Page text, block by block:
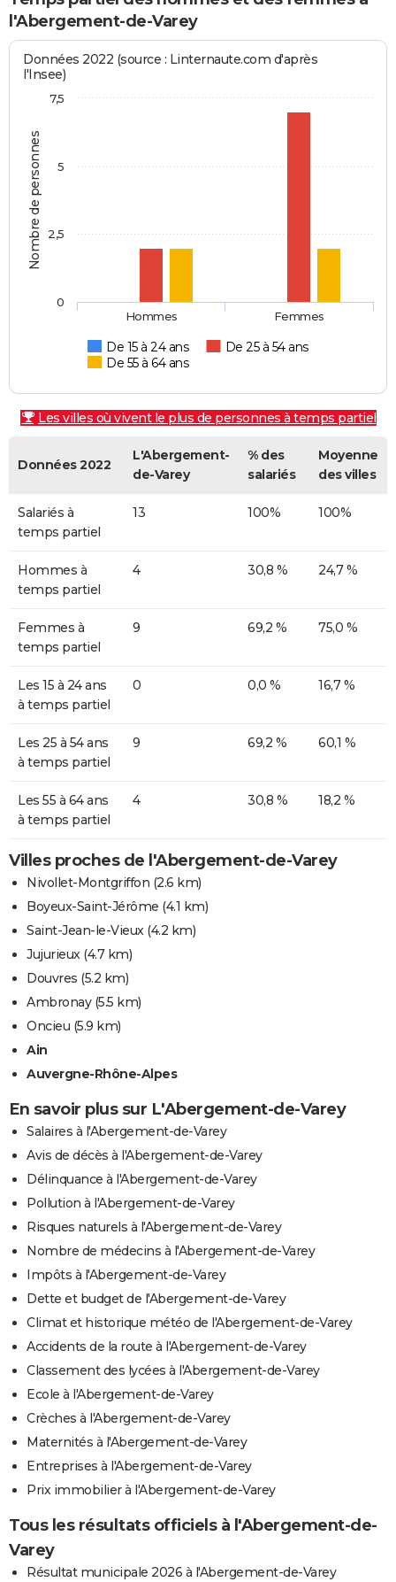
l'Abergement-de-Varey
Nombre de personnes
Données 2022 (source : Linternaute.com d'après
l'Insee)
De 15 à 24 ans
De 25 à 54 ans
De 55 à 64 ans
Hommes Femmes
0
2,5
5
7,5
Les villes où vivent le plus de personnes à temps partiel
Données 2022
L'Abergement-
de-Varey
% des
salariés
Moyenne
des villes
Salariés à
temps partiel
13 100% 100%
Hommes à
temps partiel
4 30,8 % 24,7 %
Femmes à
temps partiel
9 69,2 % 75,0 %
Les 15 à 24 ans
à temps partiel
0 0,0 % 16,7 %
Les 25 à 54 ans
à temps partiel
9 69,2 % 60,1 %
Les 55 à 64 ans
à temps partiel
4 30,8 % 18,2 %
Villes proches de l'Abergement-de-Varey
Nivollet-Montgriffon (2.6 km)
Boyeux-Saint-Jérôme (4.1 km)
Saint-Jean-le-Vieux(4.2 km)
Jujurieux(4.7 km)
Douvres (5.2 km)
Ambronay(5.5 km)
Oncieu (5.9 km)
Ain
Auvergne-Rhône-Alpes
En savoir plus sur L'Abergement-de-Varey
Salaires à l'Abergement-de-Varey
Avis de décès à l'Abergement-de-Varey
Délinquance à l'Abergement-de-Varey
Pollution à l'Abergement-de-Varey
Risques naturels à l'Abergement-de-Varey
Nombre de médecins à l'Abergement-de-Varey
Impôts à l'Abergement-de-Varey
Dette et budget de l'Abergement-de-Varey
Climat et historique météo de l'Abergement-de-Varey
Accidents de la route à l'Abergement-de-Varey
Classement des lycées à l'Abergement-de-Varey
Ecole à l'Abergement-de-Varey
Crèches à l'Abergement-de-Varey
Maternités à l'Abergement-de-Varey
Entreprises à l'Abergement-de-Varey
Prix immobilier à l'Abergement-de-Varey
Tous les résultats officiels à l'Abergement-de-
Varey
Résultat municipale 2026 à l'Abergement-de-Varey